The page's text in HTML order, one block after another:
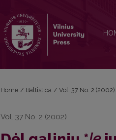
Home / Baltistica / Vol. 37 No. 2
Vol. 37 No. 2 (2002)